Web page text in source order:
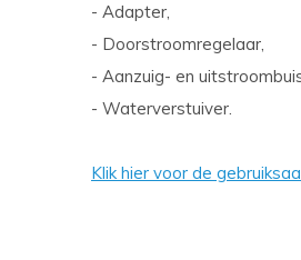
- Adapter,
- Doorstroomregelaar,
- Aanzuig- en
- Waterverstuiver.
Klik hier voor de